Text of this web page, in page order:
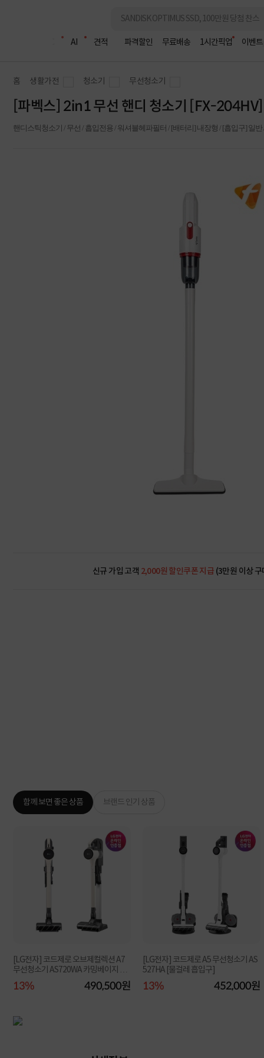
AI 견적 파격할인 무료배송 1시간픽업 이벤트
홈 생활가전 청소기 무선청소기
[파벡스] 2in1 무선 핸디 청소기 [FX-204HV]
핸디스틱청소기 / 무선 / 흡입전용 / 워셔블헤파필터 / [배터리] 내장형 / [흡입구] 일
신규 가입 고객 2,000원 할인쿠폰 지급 (3만원 이상 구
함께 보면 좋은 상품 브랜드 인기 상품
[LG전자] 코드제로 오브제컬렉션 A7
무선청소기 AS720WA 카밍베이지 단
품
13% 490,500원
[LG전자] 코드제로 A5 무선청소기 AS
527HA [물걸레 흡입구]
13% 452,000원